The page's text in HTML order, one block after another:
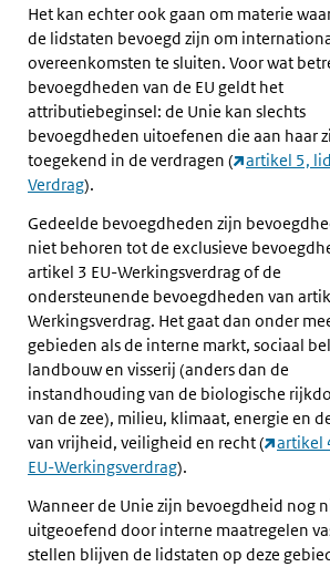
Het kan echter ook gaan om materie
de lidstaten bevoegd zijn om
overeenkomsten te sluiten. Voor wat
bevoegdheden van de EU geldt het
attributiebeginsel: de Unie kan slechts
bevoegdheden uitoefenen die aan haar
toegekend in de verdragen (
artikel 5,
Verdrag).
Gedeelde bevoegdheden zijn
niet behoren tot de exclusieve
artikel 3 EU-Werkingsverdrag of de
ondersteunende bevoegdheden van
Werkingsverdrag. Het gaat dan onder
gebieden als de interne markt, sociaal
landbouw en visserij (anders dan de
instandhouding van de biologische
van de zee), milieu, klimaat, energie en
van vrijheid, veiligheid en recht (
artikel
EU-Werkingsverdrag).
Wanneer de Unie zijn bevoegdheid nog
uitgeoefend door interne maatregelen
stellen blijven de lidstaten op deze